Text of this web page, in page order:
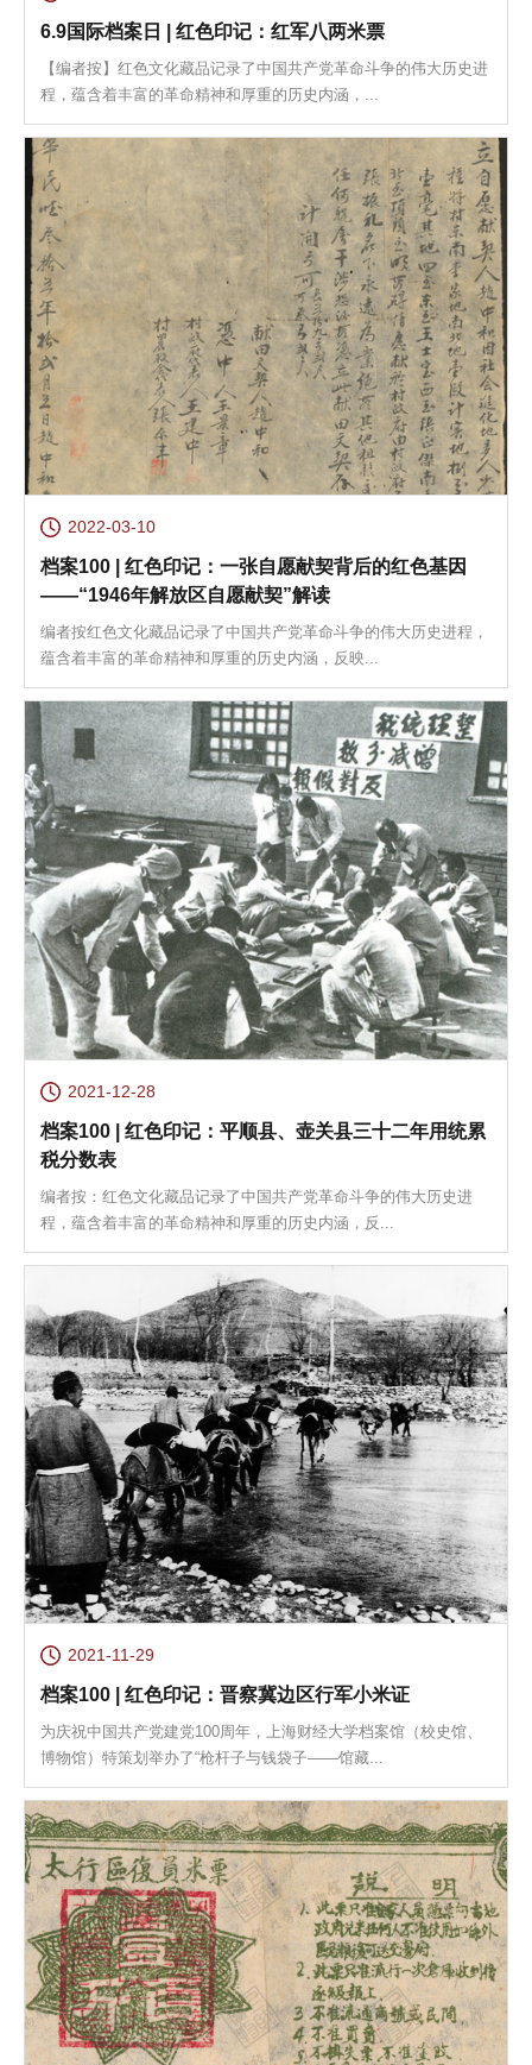
6.9国际档案日 | 红色印记：红军八两米票
【编者按】红色文化藏品记录了中国共产党革命斗争的伟大历史进
程，蕴含着丰富的革命精神和厚重的历史内涵，...
2022-03-10
档案100 | 红色印记：一张自愿献契背后的红色基因
——“1946年解放区自愿献契”解读
编者按红色文化藏品记录了中国共产党革命斗争的伟大历史进程，
蕴含着丰富的革命精神和厚重的历史内涵，反映...
2021-12-28
档案100 | 红色印记：平顺县、壶关县三十二年用统累
税分数表
编者按：红色文化藏品记录了中国共产党革命斗争的伟大历史进
程，蕴含着丰富的革命精神和厚重的历史内涵，反...
2021-11-29
档案100 | 红色印记：晋察冀边区行军小米证
为庆祝中国共产党建党100周年，上海财经大学档案馆（校史馆、
博物馆）特策划举办了“枪杆子与钱袋子——馆藏...